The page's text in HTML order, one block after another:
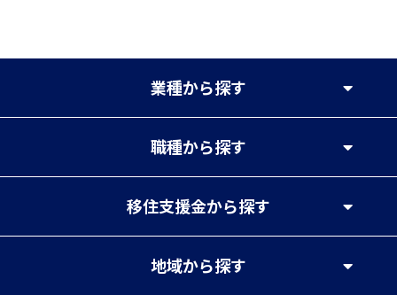
業種から探す
職種から探す
移住支援金から探す
地域から探す